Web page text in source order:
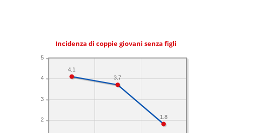
Incidenza di coppie giovani senza figli
2
3
4
5
1.8
3.7
4.1